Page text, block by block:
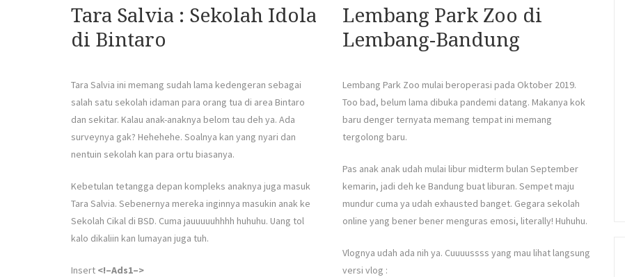
Tara Salvia : Sekolah Idola
di Bintaro
Tara Salvia ini memang sudah lama kedengeran sebagai
salah satu sekolah idaman para orang tua di area Bintaro
dan sekitar. Kalau anak-anaknya belom tau deh ya. Ada
surveynya gak? Hehehehe. Soalnya kan yang nyari dan
nentuin sekolah kan para ortu biasanya.
Kebetulan tetangga depan kompleks anaknya juga masuk
Tara Salvia. Sebenernya mereka inginnya masukin anak ke
Sekolah Cikal di BSD. Cuma jauuuuuhhhh huhuhu. Uang tol
kalo dikaliin kan lumayan juga tuh.
Insert <!–Ads1–>
Lembang Park Zoo di
Lembang-Bandung
Lembang Park Zoo mulai beroperasi pada Oktober 2019.
Too bad, belum lama dibuka pandemi datang. Makanya kok
baru denger ternyata memang tempat ini memang
tergolong baru.
Pas anak anak udah mulai libur midterm bulan September
kemarin, jadi deh ke Bandung buat liburan. Sempet maju
mundur cuma ya udah exhausted banget. Gegara sekolah
online yang bener bener menguras emosi, literally! Huhuhu.
Vlognya udah ada nih ya. Cuuuussss yang mau lihat langsung
versi vlog :